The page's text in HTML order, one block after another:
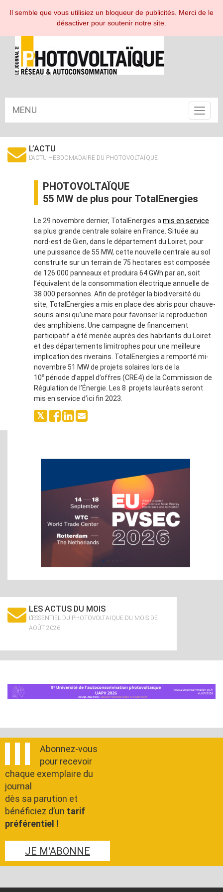
ESPACE ABONNÉ
MENU
Toggle
L’ACTU
L’ACTU HEBDOMADAIRE DU PHOTOVOLTAÏQUE
PHOTOVOLTAÏQUE
55 MW de plus pour TotalEnergies
Le 29 novembre dernier, TotalEnergies a mis en service
sa plus grande centrale solaire en France. Située au
nord-est de Gien, dans le département du Loiret, pour
une puissance de 55 MW, cette nouvelle centrale au sol
construite sur un terrain de 75 hectares est composée
de 126 000 panneaux et produira 64 GWh par an, soit
l’équivalent de la consommation électrique annuelle de
38 000 personnes. Afin de protéger la biodiversité du
site, TotalEnergies a mis en place des abris pour chauve-
souris ainsi qu’une mare pour favoriser la reproduction
des amphibiens. Une campagne de financement
participatif a été menée auprès des habitants du Loiret
et des départements limitrophes pour une meilleure
implication des riverains. TotalEnergies a remporté mi-
novembre 51 MW de projets solaires lors de la
10e période d’appel d’offres (CRE4) de la Commission de
Régulation de l’Énergie. Les 8 projets lauréats seront
mis en service d’ici fin 2023.
LES ACTUS DU MOIS
L’ESSENTIEL DU PHOTOVOLTAÏQUE DU MOIS DE
AOÛT 2026
Abonnez-vous
pour recevoir
chaque exemplaire du
journal
dès sa parution et
bénéficiez d’un tarif
préférentiel !
JE M'ABONNE
Il semble que vous utilisiez un bloqueur de publicités. Merci de le
désactiver pour soutenir notre site.